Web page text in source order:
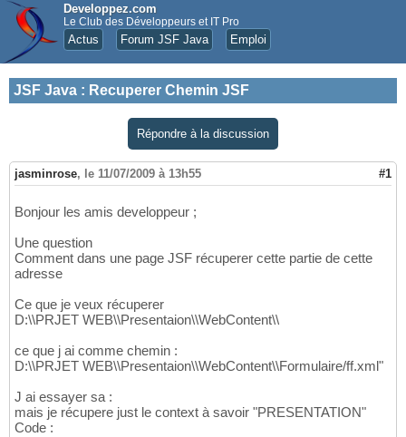
Developpez.com
Le Club des Développeurs et IT Pro
Actus Forum JSF Java Emploi
JSF Java : Recuperer Chemin JSF
Répondre à la discussion
jasminrose, le 11/07/2009 à 13h55 #1
Bonjour les amis developpeur ;
Une question
Comment dans une page JSF récuperer cette partie de cette
adresse
Ce que je veux récuperer
D:\\PRJET WEB\\Presentaion\\WebContent\\
ce que j ai comme chemin :
D:\\PRJET WEB\\Presentaion\\WebContent\\Formulaire/ff.xml"
J ai essayer sa :
mais je récupere just le context à savoir "PRESENTATION"
Code :